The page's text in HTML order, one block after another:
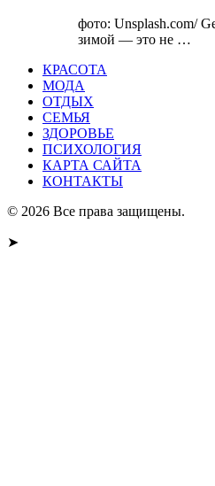
фото: Unsplash.com/
зимой — это не …
КРАСОТА
МОДА
ОТДЫХ
СЕМЬЯ
ЗДОРОВЬЕ
ПСИХОЛОГИЯ
КАРТА САЙТА
КОНТАКТЫ
© 2026 Все права защищены.
➤